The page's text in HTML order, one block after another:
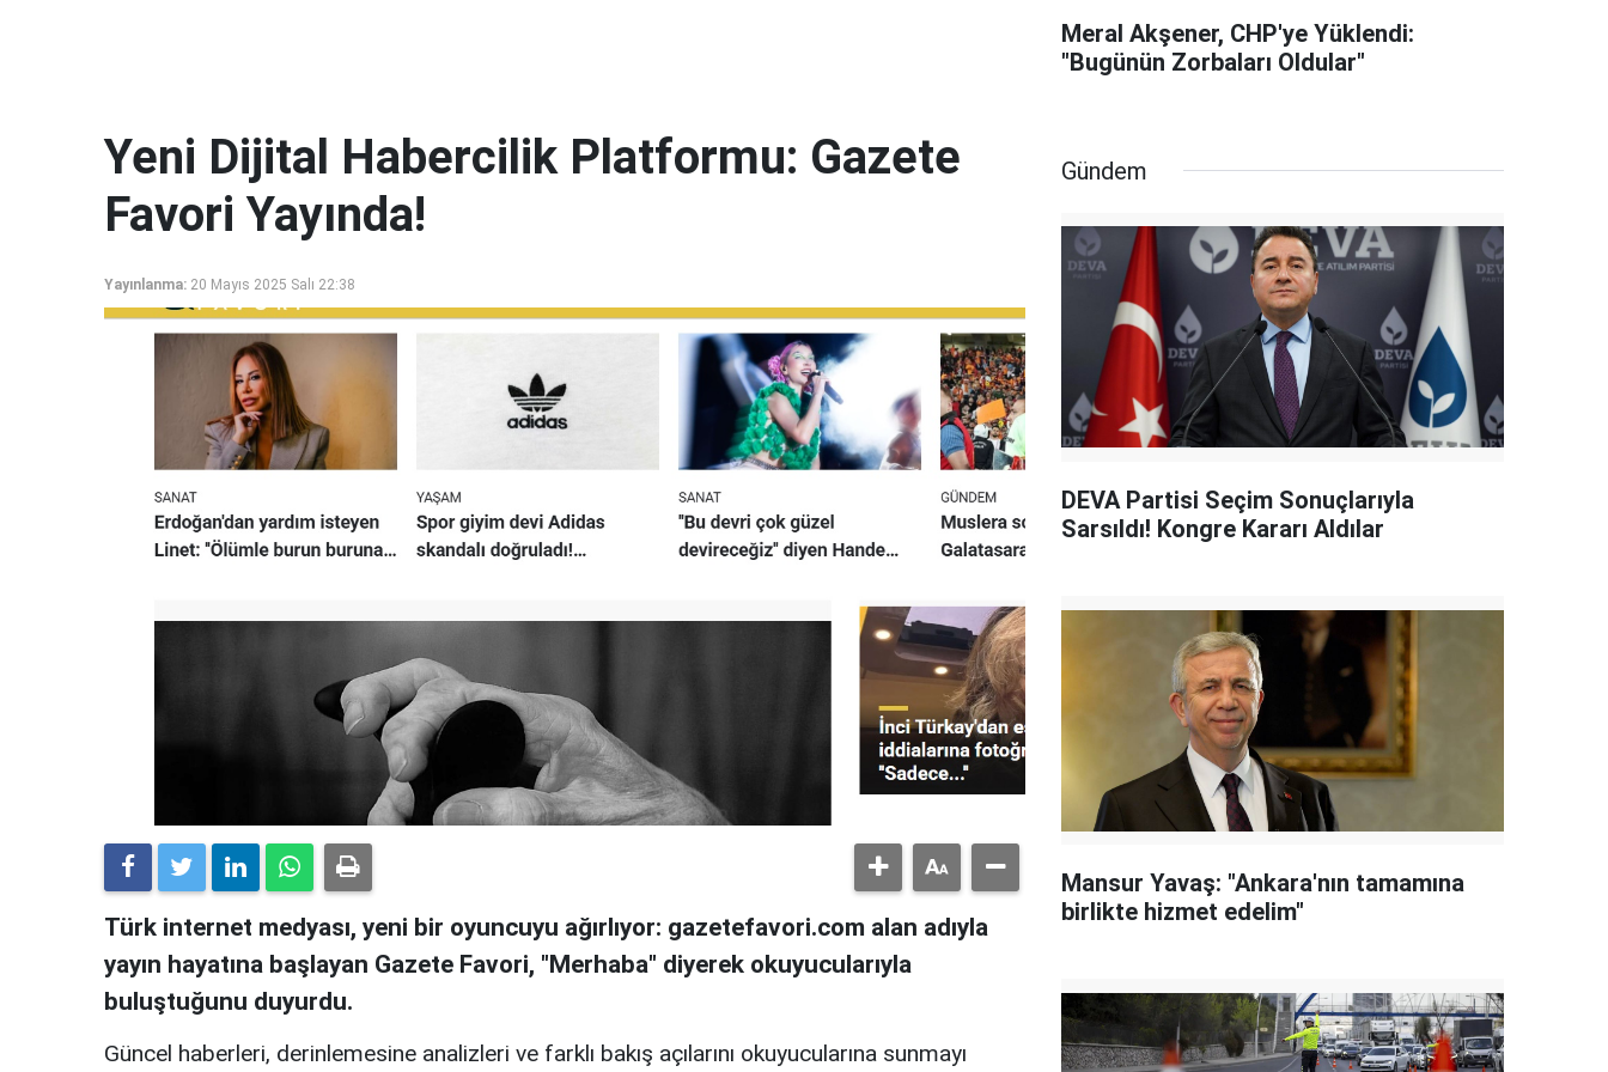
Meral Akşener, CHP'ye Yüklendi:
"Bugünün Zorbaları Oldular"
Yeni Dijital Habercilik Platformu: Gazete
Favori Yayında!
Yayınlanma: 20 Mayıs 2025 Salı 22:38
Türk internet medyası, yeni bir oyuncuyu ağırlıyor: gazetefavori.com alan adıyla
yayın hayatına başlayan Gazete Favori, "Merhaba" diyerek okuyucularıyla
buluştuğunu duyurdu.
Güncel haberleri, derinlemesine analizleri ve farklı bakış açılarını okuyucularına sunmayı
Gündem
DEVA Partisi Seçim Sonuçlarıyla
Sarsıldı! Kongre Kararı Aldılar
Mansur Yavaş: "Ankara'nın tamamına
birlikte hizmet edelim"